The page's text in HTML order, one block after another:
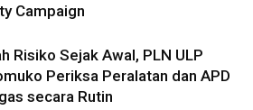
Campaign
Risiko Sejak Awal, PLN ULP
Periksa Peralatan dan APD
secara Rutin